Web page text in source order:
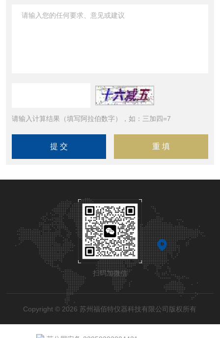
请输入计算结果（填写阿拉伯数字），如：三加四=7
扫码加微信
Copyright © 2026 苏州福佰特仪器科技有限公司版权所有